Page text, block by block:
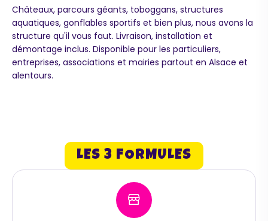
Châteaux, parcours géants, toboggans, structures
aquatiques, gonflables sportifs et bien plus, nous avons la
structure qu'il vous faut. Livraison, installation et
démontage inclus. Disponible pour les particuliers,
entreprises, associations et mairies partout en Alsace et
alentours.
LES 3 FORMULES